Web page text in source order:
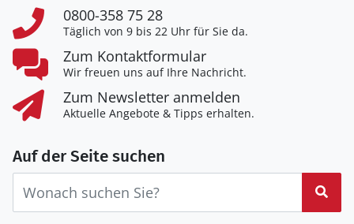
0800-358 75 28
Täglich von 9 bis 22 Uhr für Sie da.
Zum Kontaktformular
Wir freuen uns auf Ihre Nachricht.
Zum Newsletter anmelden
Aktuelle Angebote & Tipps erhalten.
Auf der Seite suchen